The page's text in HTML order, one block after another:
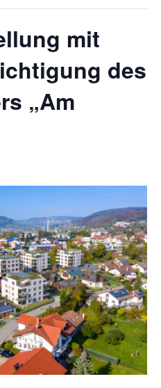
mit
des
„Am